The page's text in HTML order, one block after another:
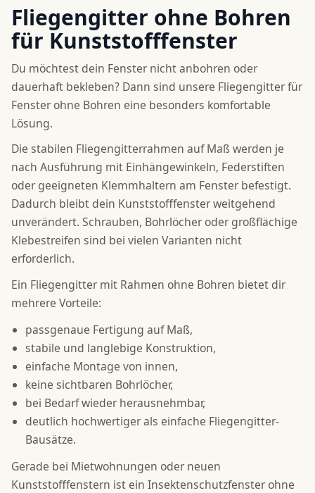
Fliegengitter ohne Bohren
für Kunststofffenster
Du möchtest dein Fenster nicht anbohren oder
dauerhaft bekleben? Dann sind unsere Fliegengitter für
Fenster ohne Bohren eine besonders komfortable
Lösung.
Die stabilen Fliegengitterrahmen auf Maß werden je
nach Ausführung mit Einhängewinkeln, Federstiften
oder geeigneten Klemmhaltern am Fenster befestigt.
Dadurch bleibt dein Kunststofffenster weitgehend
unverändert. Schrauben, Bohrlöcher oder großflächige
Klebestreifen sind bei vielen Varianten nicht
erforderlich.
Ein Fliegengitter mit Rahmen ohne Bohren bietet dir
mehrere Vorteile:
passgenaue Fertigung auf Maß,
stabile und langlebige Konstruktion,
einfache Montage von innen,
keine sichtbaren Bohrlöcher,
bei Bedarf wieder herausnehmbar,
deutlich hochwertiger als einfache Fliegengitter-
Bausätze.
Gerade bei Mietwohnungen oder neuen
Kunststofffenstern ist ein Insektenschutzfenster ohne